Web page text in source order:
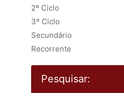
2º Ciclo
3º Ciclo
Secundário
Recorrente
Pesquisar: